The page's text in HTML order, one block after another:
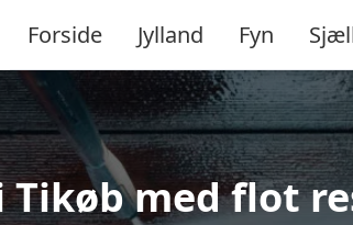
Forside Jylland Fyn
med flot